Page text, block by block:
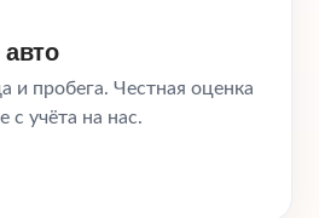
и пробега. Честная оценка
с учёта на нас.